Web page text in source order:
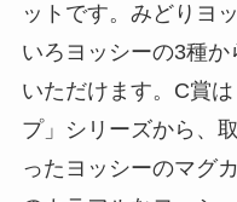
ットです。みどりヨ
いろヨッシーの3種
いただけます。C賞
プ」シリーズから、
ったヨッシーのマグ